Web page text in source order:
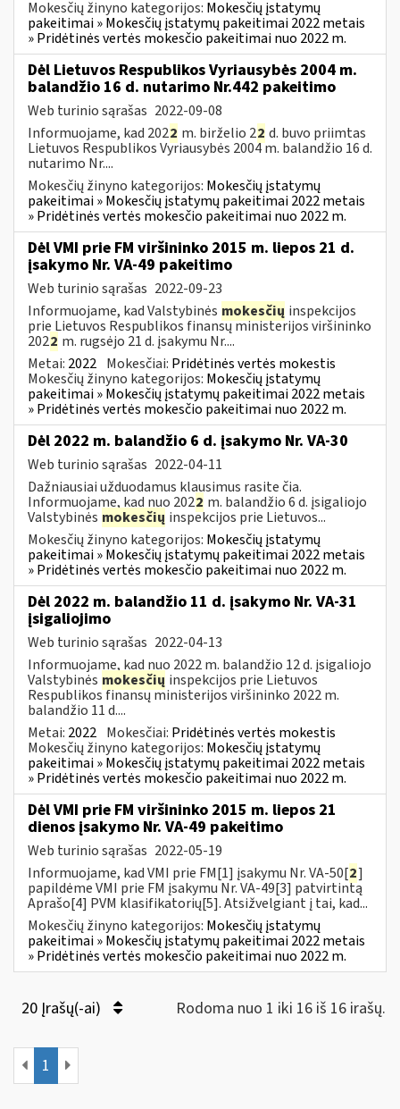
Mokesčių žinyno kategorijos: Mokesčių įstatymų
pakeitimai » Mokesčių įstatymų pakeitimai 2022 metais
» Pridėtinės vertės mokesčio pakeitimai nuo 2022 m.
Dėl Lietuvos Respublikos Vyriausybės 2004 m.
balandžio 16 d. nutarimo Nr.442 pakeitimo
Web turinio sąrašas 2022-09-08
Informuojame, kad 2022 m. birželio 22 d. buvo priimtas
Lietuvos Respublikos Vyriausybės 2004 m. balandžio 16 d.
nutarimo Nr....
Mokesčių žinyno kategorijos: Mokesčių įstatymų
pakeitimai » Mokesčių įstatymų pakeitimai 2022 metais
» Pridėtinės vertės mokesčio pakeitimai nuo 2022 m.
Dėl VMI prie FM viršininko 2015 m. liepos 21 d.
įsakymo Nr. VA-49 pakeitimo
Web turinio sąrašas 2022-09-23
Informuojame, kad Valstybinės mokesčių inspekcijos
prie Lietuvos Respublikos finansų ministerijos viršininko
2022 m. rugsėjo 21 d. įsakymu Nr....
Metai: 2022 Mokesčiai: Pridėtinės vertės mokestis
Mokesčių žinyno kategorijos: Mokesčių įstatymų
pakeitimai » Mokesčių įstatymų pakeitimai 2022 metais
» Pridėtinės vertės mokesčio pakeitimai nuo 2022 m.
Dėl 2022 m. balandžio 6 d. įsakymo Nr. VA-30
Web turinio sąrašas 2022-04-11
Dažniausiai užduodamus klausimus rasite čia.
Informuojame, kad nuo 2022 m. balandžio 6 d. įsigaliojo
Valstybinės mokesčių inspekcijos prie Lietuvos...
Mokesčių žinyno kategorijos: Mokesčių įstatymų
pakeitimai » Mokesčių įstatymų pakeitimai 2022 metais
» Pridėtinės vertės mokesčio pakeitimai nuo 2022 m.
Dėl 2022 m. balandžio 11 d. įsakymo Nr. VA-31
įsigaliojimo
Web turinio sąrašas 2022-04-13
Informuojame, kad nuo 2022 m. balandžio 12 d. įsigaliojo
Valstybinės mokesčių inspekcijos prie Lietuvos
Respublikos finansų ministerijos viršininko 2022 m.
balandžio 11 d....
Metai: 2022 Mokesčiai: Pridėtinės vertės mokestis
Mokesčių žinyno kategorijos: Mokesčių įstatymų
pakeitimai » Mokesčių įstatymų pakeitimai 2022 metais
» Pridėtinės vertės mokesčio pakeitimai nuo 2022 m.
Dėl VMI prie FM viršininko 2015 m. liepos 21
dienos įsakymo Nr. VA-49 pakeitimo
Web turinio sąrašas 2022-05-19
Informuojame, kad VMI prie FM[1] įsakymu Nr. VA-50[2]
papildėme VMI prie FM įsakymu Nr. VA-49[3] patvirtintą
Aprašo[4] PVM klasifikatorių[5]. Atsižvelgiant į tai, kad...
Mokesčių žinyno kategorijos: Mokesčių įstatymų
pakeitimai » Mokesčių įstatymų pakeitimai 2022 metais
» Pridėtinės vertės mokesčio pakeitimai nuo 2022 m.
20 Įrašų(-ai) Rodoma nuo 1 iki 16 iš 16 irašų.
1